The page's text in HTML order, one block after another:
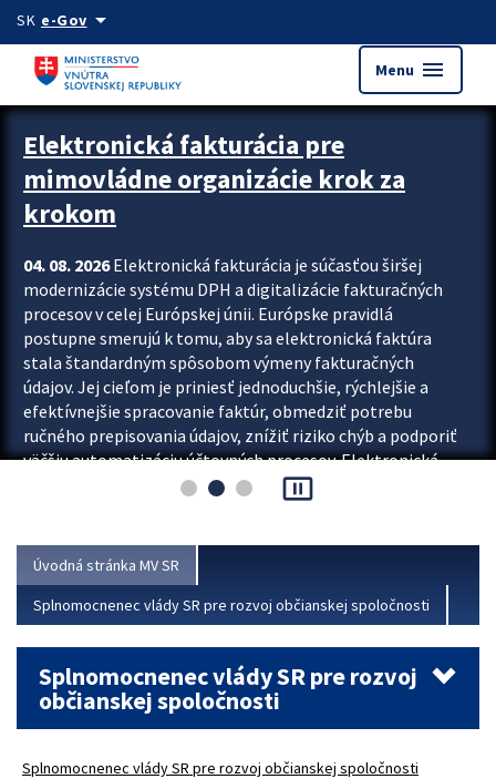
Preskocit na hlavný obsah
SK e-Govarrow_drop_down
Menu menu
Zastavit automatický posun upútavok
Elektronická fakturácia pre
mimovládne organizácie krok za
krokom
04. 08. 2026Elektronická fakturácia je súčasťou širšej
modernizácie systému DPH a digitalizácie fakturačných
procesov v celej Európskej únii. Európske pravidlá
postupne smerujú k tomu, aby sa elektronická faktúra
stala štandardným spôsobom výmeny fakturačných
údajov. Jej cieľom je priniesť jednoduchšie, rýchlejšie a
efektívnejšie spracovanie faktúr, obmedziť potrebu
ručného prepisovania údajov, znížiť riziko chýb a podporiť
väčšiu automatizáciu účtovných procesov. Elektronická
fakturácia preto nepredstavuje...
pause_presentation
Úvodná stránka MV SR
Splnomocnenec vlády SR pre rozvoj občianskej spoločnosti
Splnomocnenec vlády SR pre rozvoj
občianskej spoločnosti
Splnomocnenec vlády SR pre rozvoj občianskej spoločnosti